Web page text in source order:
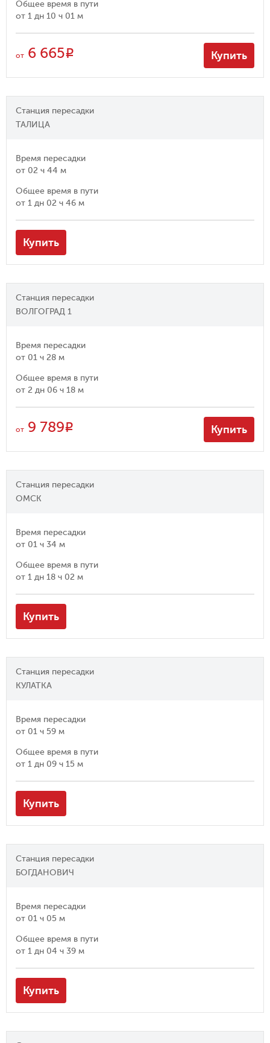
Общее время в пути
от 1 дн 10 ч 01 м
от 6 665R Купить
Станция пересадки
ТАЛИЦА
Время пересадки
от 02 ч 44 м
Общее время в пути
от 1 дн 02 ч 46 м
Купить
Станция пересадки
ВОЛГОГРАД 1
Время пересадки
от 01 ч 28 м
Общее время в пути
от 2 дн 06 ч 18 м
от 9 789R Купить
Станция пересадки
ОМСК
Время пересадки
от 01 ч 34 м
Общее время в пути
от 1 дн 18 ч 02 м
Купить
Станция пересадки
КУЛАТКА
Время пересадки
от 01 ч 59 м
Общее время в пути
от 1 дн 09 ч 15 м
Купить
Станция пересадки
БОГДАНОВИЧ
Время пересадки
от 01 ч 05 м
Общее время в пути
от 1 дн 04 ч 39 м
Купить